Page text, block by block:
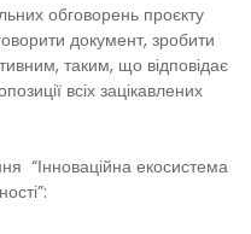
обговорень проєкту
документ, зробити
таким, що відповідає
всіх зацікавлених
“Інноваційна екосистема